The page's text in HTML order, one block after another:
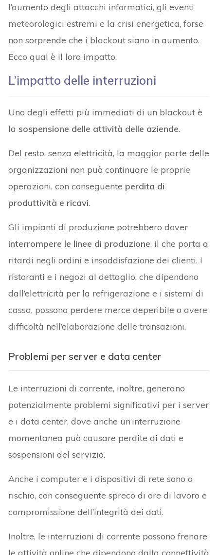
l’aumento degli attacchi informatici, gli eventi
meteorologici estremi e la crisi energetica, forse
non sorprende che i blackout siano in aumento.
Ecco qual è il loro impatto.
L’impatto delle interruzioni
Uno degli effetti più immediati di un blackout è
la sospensione delle attività delle aziende.
Del resto, senza elettricità, la maggior parte delle
organizzazioni non può continuare le proprie
operazioni, con conseguente perdita di
produttività e ricavi.
Gli impianti di produzione potrebbero dover
interrompere le linee di produzione, il che porta a
ritardi negli ordini e insoddisfazione dei clienti. I
ristoranti e i negozi al dettaglio, che dipendono
dall’elettricità per la refrigerazione e i sistemi di
cassa, possono perdere merce deperibile o avere
difficoltà nell’elaborazione delle transazioni.
Problemi per server e data center
Le interruzioni di corrente, inoltre, generano
potenzialmente problemi significativi per i server
e i data center, dove anche un’interruzione
momentanea può causare perdite di dati e
sospensioni del servizio.
Anche i computer e i dispositivi di rete sono a
rischio, con conseguente spreco di ore di lavoro e
compromissione dell’integrità dei dati.
Inoltre, le interruzioni di corrente possono frenare